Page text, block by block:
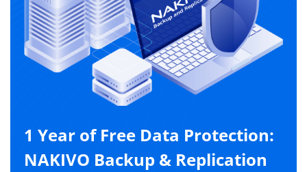
1 Year of Free Data Protection:
NAKIVO Backup & Replication